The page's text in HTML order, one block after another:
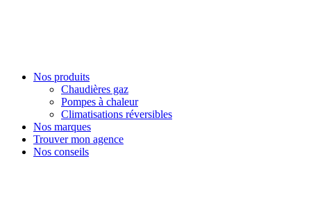
Nos produits
Chaudières gaz
Pompes à chaleur
Climatisations réversibles
Nos marques
Trouver mon agence
Nos conseils